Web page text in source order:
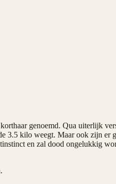
genoemd. Qua uiterlijk
kilo weegt. Maar ook zijn
en zal dood ongelukkig